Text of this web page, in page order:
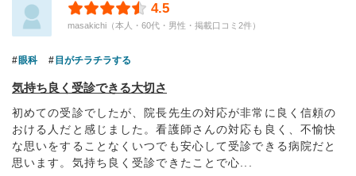
4.5
masakichi（本人・60代・男性・掲載口コミ2件）
眼科 目がチラチラする
気持ち良く受診できる大切さ
初めての受診でしたが、院長先生の対応が非常に良く信頼の
おける人だと感じました。看護師さんの対応も良く、不愉快
な思いをすることなくいつでも安心して受診できる病院だと
思います。気持ち良く受診できたことで心...